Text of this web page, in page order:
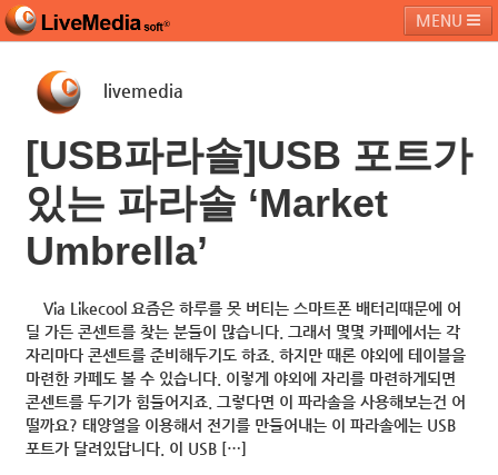
MENU
페밀리 사이트
livemedia
[USB파라솔]USB 포트가
있는 파라솔 ‘Market
Umbrella’
Via Likecool 요즘은 하루를 못 버티는 스마트폰 배터리때문에 어
딜 가든 콘센트를 찾는 분들이 많습니다. 그래서 몇몇 카페에서는 각
자리마다 콘센트를 준비해두기도 하죠. 하지만 때론 야외에 테이블을
마련한 카페도 볼 수 있습니다. 이렇게 야외에 자리를 마련하게되면
콘센트를 두기가 힘들어지죠. 그렇다면 이 파라솔을 사용해보는건 어
떨까요? 태양열을 이용해서 전기를 만들어내는 이 파라솔에는 USB
포트가 달려있답니다. 이 USB […]